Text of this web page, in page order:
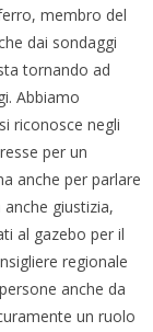
membro del
dai sondaggi
tornando ad
Abbiamo
riconosce negli
per un
anche per parlare
giustizia,
al gazebo per il
regionale
anche da
un ruolo